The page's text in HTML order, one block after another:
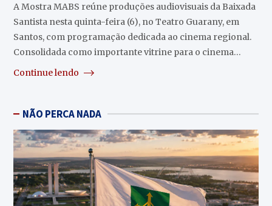
A Mostra MABS reúne produções audiovisuais da Baixada
Santista nesta quinta-feira (6), no Teatro Guarany, em
Santos, com programação dedicada ao cinema regional.
Consolidada como importante vitrine para o cinema…
Continue lendo
NÃO PERCA NADA